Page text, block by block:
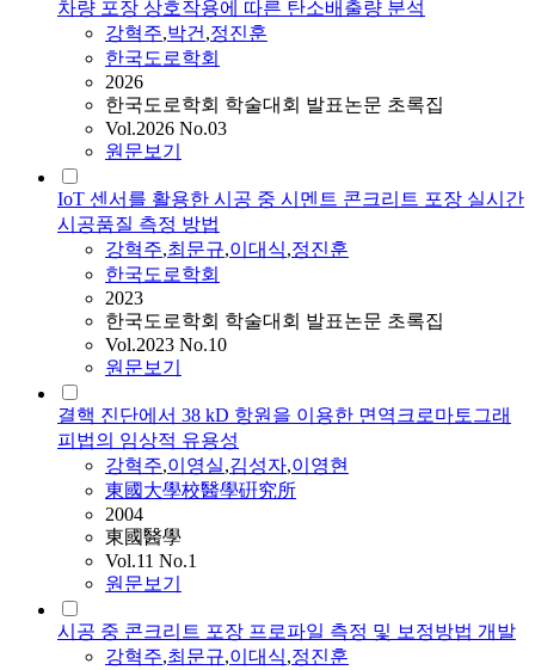
차량 포장 상호작용에 따른 탄소배출량 분석
강혁주,박건,정진훈
한국도로학회
2026
한국도로학회 학술대회 발표논문 초록집
Vol.2026 No.03
원문보기
IoT 센서를 활용한 시공 중 시멘트 콘크리트 포장 실시간
시공품질 측정 방법
강혁주,최문규,이대식,정진훈
한국도로학회
2023
한국도로학회 학술대회 발표논문 초록집
Vol.2023 No.10
원문보기
결핵 진단에서 38 kD 항원을 이용한 면역크로마토그래
피법의 임상적 유용성
강혁주,이영실,김성자,이영현
東國大學校醫學硏究所
2004
東國醫學
Vol.11 No.1
원문보기
시공 중 콘크리트 포장 프로파일 측정 및 보정방법 개발
강혁주,최문규,이대식,정진훈